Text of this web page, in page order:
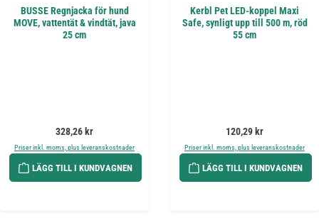
BUSSE Regnjacka för hund
MOVE, vattentät & vindtät, java
25 cm
Ordinarie pris:
328,26 kr
Priser inkl. moms, plus leveranskostnader
LÄGG TILL I KUNDVAGNEN
Kerbl Pet LED-koppel Maxi
Safe, synligt upp till 500 m, röd
55 cm
Ordinarie pris:
120,29 kr
Priser inkl. moms, plus leveranskostnader
LÄGG TILL I KUNDVAGNEN